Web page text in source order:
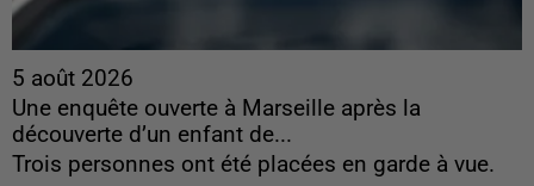
5 août 2026
Une enquête ouverte à Marseille après la
découverte d’un enfant de...
Trois personnes ont été placées en garde à vue.